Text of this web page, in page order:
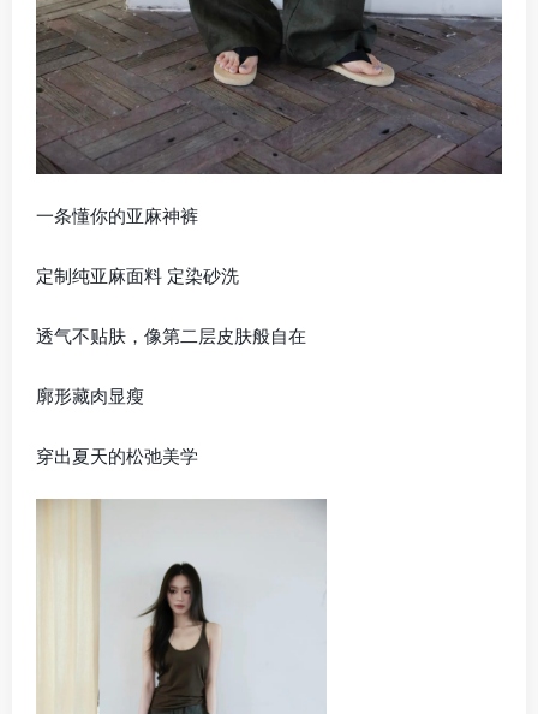
一条懂你的亚麻神裤
定制纯亚麻面料 定染砂洗
透气不贴肤，像第二层皮肤般自在
廓形藏肉显瘦
穿出夏天的松弛美学